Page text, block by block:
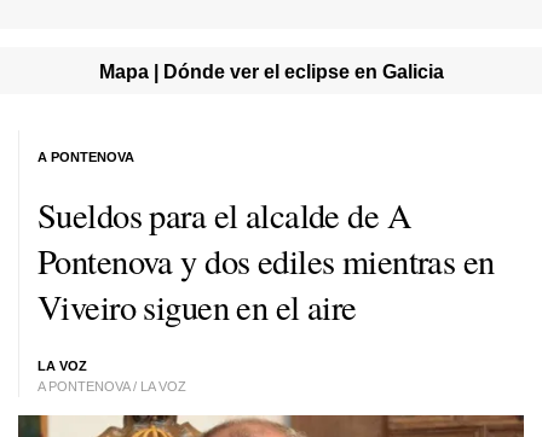
Mapa | Dónde ver el eclipse en Galicia
Sueldos para el alcalde de A
Pontenova y dos ediles mientras en
Viveiro siguen en el aire
LA VOZ
A PONTENOVA / LA VOZ
A PONTENOVA